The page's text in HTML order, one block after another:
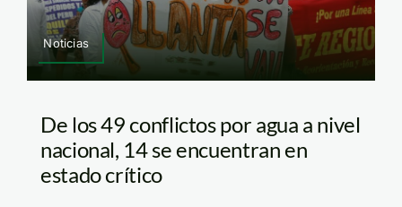
Noticias
De los 49 conflictos por agua a nivel
nacional, 14 se encuentran en
estado crítico